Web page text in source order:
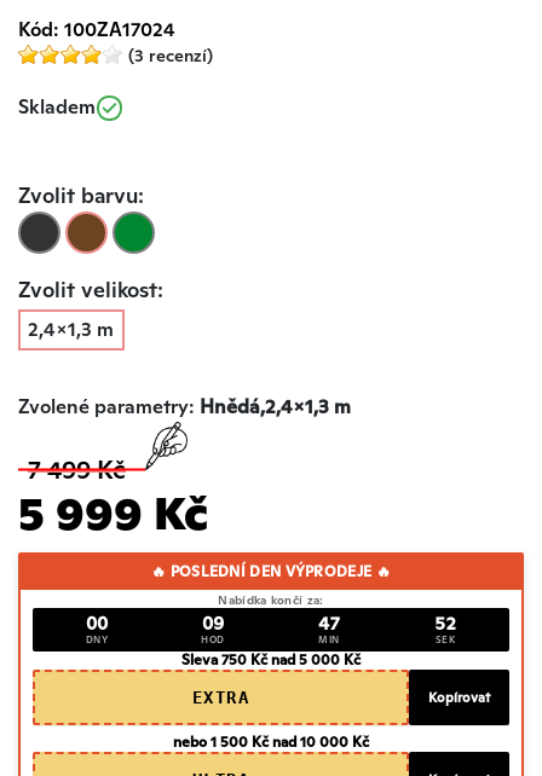
Kód: 100ZA17024
(3 recenzí)
Skladem
Zvolit barvu:
Zvolit velikost:
2,4x1,3 m
Zvolené parametry: Hnědá,2,4x1,3 m
7 499 Kč
5 999 Kč
🔥 POSLEDNÍ DEN VÝPRODEJE 🔥
Nabídka končí za:
00
DNY
09
HOD
47
MIN
51
SEK
Sleva 750 Kč nad 5 000 Kč
EXTRA
Kopírovat
nebo 1 500 Kč nad 10 000 Kč